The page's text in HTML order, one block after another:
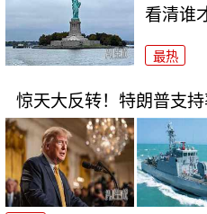
看清谁
最热
惊天大反转！特朗普支